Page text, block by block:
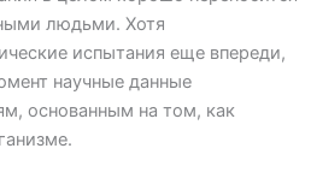
людьми. Хотя
испытания еще впереди,
научные данные
основанным на том, как